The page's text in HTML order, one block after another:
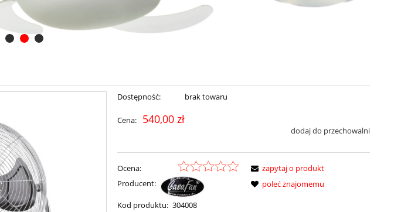
Dostępność: brak towaru
Cena: 540,00 zł
dodaj do przechowalni
Ocena:
Producent:
Kod produktu: 304008
zapytaj o produkt
poleć znajomemu